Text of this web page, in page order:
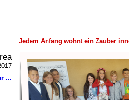
Jedem Anfang wohnt ein Zauber
...